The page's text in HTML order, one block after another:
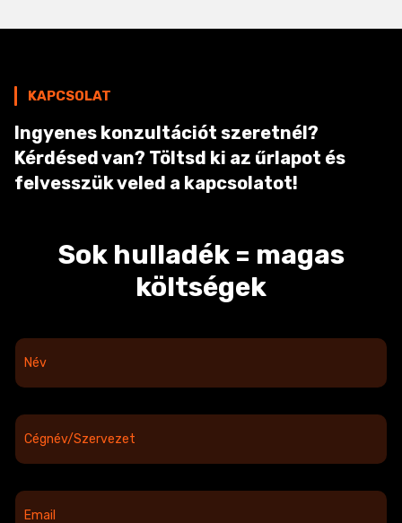
KAPCSOLAT
Ingyenes konzultációt szeretnél?
Kérdésed van? Töltsd ki az űrlapot és
felvesszük veled a kapcsolatot!
Sok hulladék = magas
költségek
N
v
C
g
é
E
m